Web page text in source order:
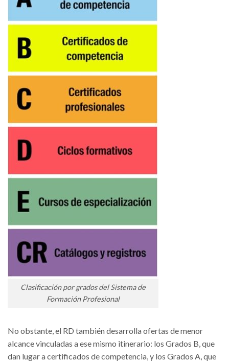
Clasificación por grados del Sistema de
Formación Profesional
No obstante, el RD también desarrolla ofertas de menor
alcance vinculadas a ese mismo itinerario: los Grados B, que
dan lugar a certificados de competencia, y los Grados A, que